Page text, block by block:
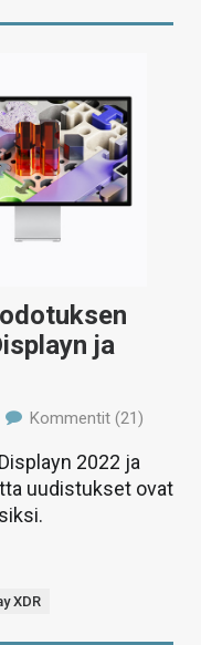
ja
Kommentit (21)
2022 ja
uudistukset ovat
XDR